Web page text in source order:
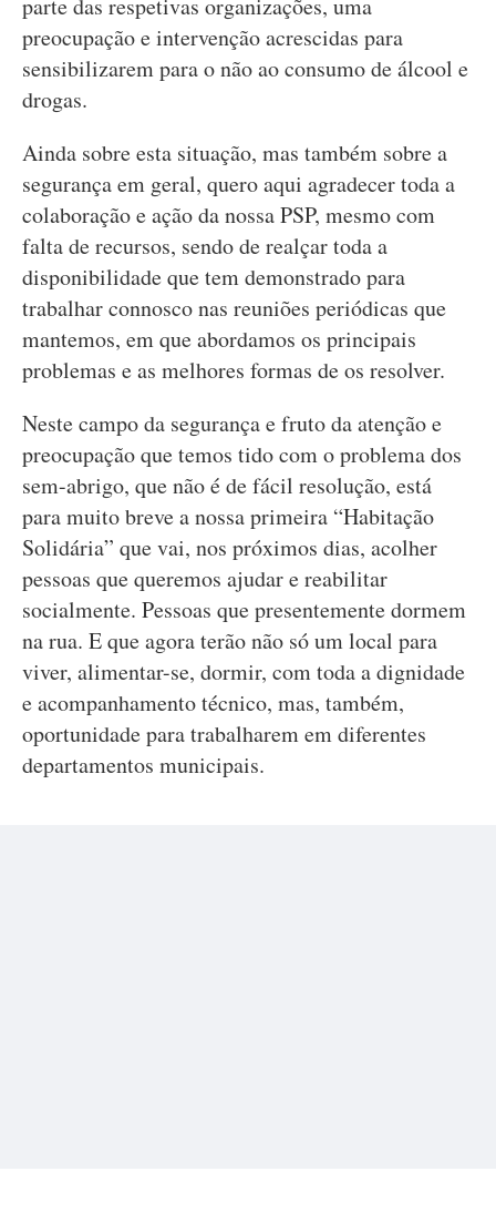
parte das respetivas organizações, uma
preocupação e intervenção acrescidas para
sensibilizarem para o não ao consumo de álcool e
drogas.
Ainda sobre esta situação, mas também sobre a
segurança em geral, quero aqui agradecer toda a
colaboração e ação da nossa PSP, mesmo com
falta de recursos, sendo de realçar toda a
disponibilidade que tem demonstrado para
trabalhar connosco nas reuniões periódicas que
mantemos, em que abordamos os principais
problemas e as melhores formas de os resolver.
Neste campo da segurança e fruto da atenção e
preocupação que temos tido com o problema dos
sem-abrigo, que não é de fácil resolução, está
para muito breve a nossa primeira “Habitação
Solidária” que vai, nos próximos dias, acolher
pessoas que queremos ajudar e reabilitar
socialmente. Pessoas que presentemente dormem
na rua. E que agora terão não só um local para
viver, alimentar-se, dormir, com toda a dignidade
e acompanhamento técnico, mas, também,
oportunidade para trabalharem em diferentes
departamentos municipais.